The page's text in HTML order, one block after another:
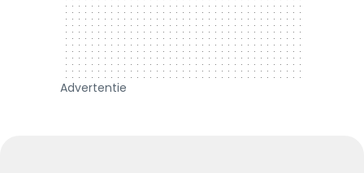
Advertentie